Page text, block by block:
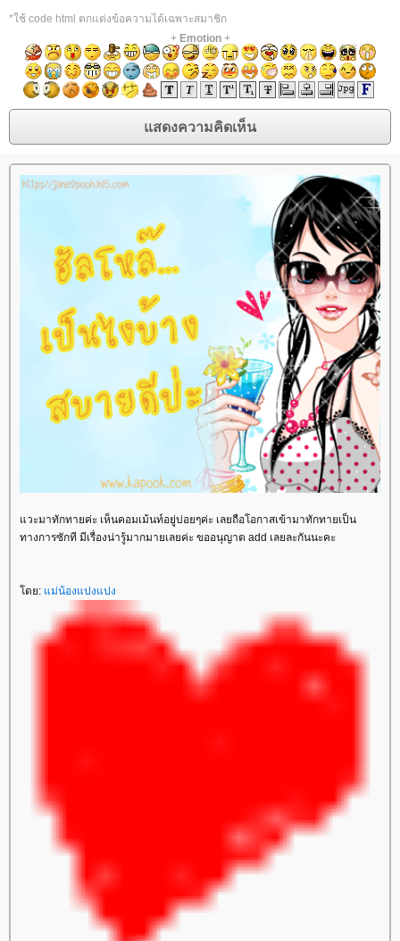
*ใช้ code html ตกแต่งข้อความได้เฉพาะสมาชิก
+ Emotion+
วะมาทักทายค่ะ เห็นคอมเม้นท์อยู่บ่อยๆค่ะ เลยถือโอกาสเข้ามาทักทายเป็น
ทางการซักที มีเรื่องน่ารู้มากมายเลยค่ะ ขออนุญาต add เลยละกันนะคะ
ดย: ม่น้องแปงแปง